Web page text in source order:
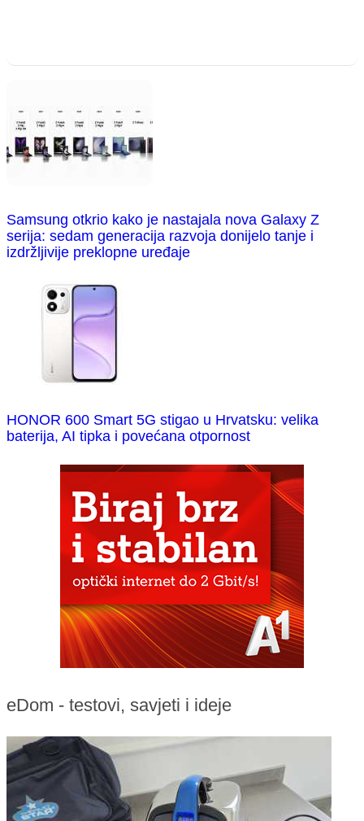
Samsung otkrio kako je nastajala nova Galaxy Z
serija: sedam generacija razvoja donijelo tanje i
izdržljivije preklopne uređaje
HONOR 600 Smart 5G stigao u Hrvatsku: velika
baterija, AI tipka i povećana otpornost
eDom - testovi, savjeti i ideje